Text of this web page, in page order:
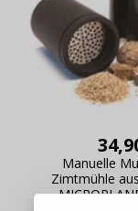
Manuelle
Zimtmühle
Warum es